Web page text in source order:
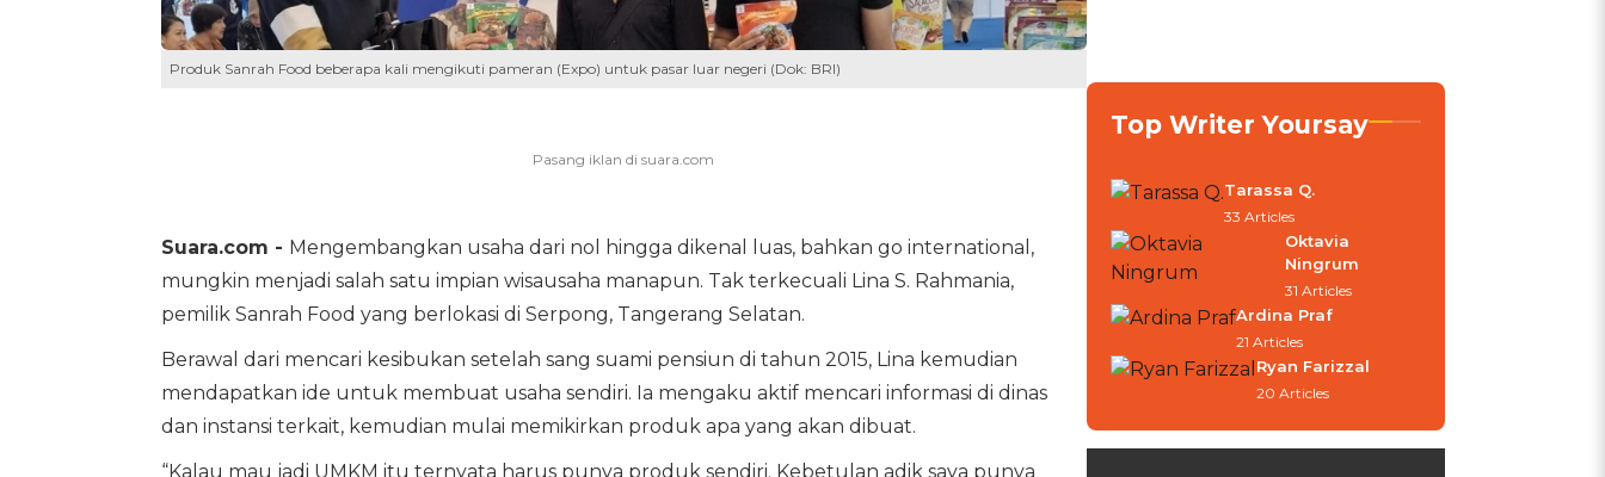
Produk Sanrah Food beberapa kali mengikuti pameran (Expo) untuk pasar luar negeri (Dok: BRI)
Suara.com - Mengembangkan usaha dari nol hingga dikenal luas, bahkan go international,
mungkin menjadi salah satu impian wisausaha manapun. Tak terkecuali Lina S. Rahmania,
pemilik Sanrah Food yang berlokasi di Serpong, Tangerang Selatan.
Berawal dari mencari kesibukan setelah sang suami pensiun di tahun 2015, Lina kemudian
mendapatkan ide untuk membuat usaha sendiri. Ia mengaku aktif mencari informasi di dinas
dan instansi terkait, kemudian mulai memikirkan produk apa yang akan dibuat.
“Kalau mau jadi UMKM itu ternyata harus punya produk sendiri. Kebetulan adik saya punya
Top Writer Yoursay
Tarassa Q.
33 Articles
Oktavia
Ningrum
31 Articles
Ardina Praf
21 Articles
Ryan Farizzal
20 Articles